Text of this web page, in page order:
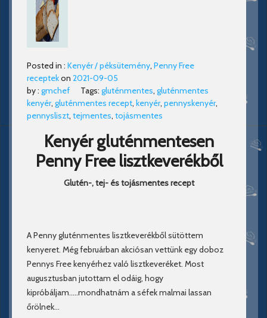
Posted in : Kenyér / péksütemény, Penny Free
receptekon 2021-09-05
by : gmchef Tags: gluténmentes, gluténmentes
kenyér, gluténmentes recept, kenyér, pennyskenyér,
pennysliszt, tejmentes, tojásmentes
Kenyér gluténmentesen
Penny Free lisztkeverékből
Glutén-, tej- és tojásmentes recept
A Penny gluténmentes lisztkeverékből sütöttem
kenyeret. Még februárban akciósan vettünk egy doboz
Pennys Free kenyérhez való lisztkeveréket. Most
augusztusban jutottam el odáig, hogy
kipróbáljam…..mondhatnám a séfek malmai lassan
őrölnek…